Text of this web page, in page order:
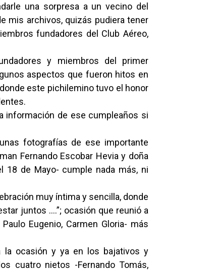
una sorpresa a un vecino del
mis archivos, quizás pudiera tener
fundadores del Club Aéreo,
y miembros del primer
aspectos que fueron hitos en
este pichilemino tuvo el honor
información de ese cumpleaños si
fotografías de ese importante
Fernando Escobar Hevia y doña
18 de Mayo- cumple nada más, ni
muy íntima y sencilla, donde
juntos ….”; ocasión que reunió a
Eugenio, Carmen Gloria- más
la ocasión y ya en los bajativos y
cuatro nietos -Fernando Tomás,